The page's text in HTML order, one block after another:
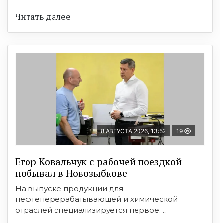
Читать далее
8 АВГУСТА 2026, 13:52 19
Егор Ковальчук с рабочей поездкой
побывал в Новозыбкове
На выпуске продукции для
нефтеперерабатывающей и химической
отраслей специализируется первое. ...